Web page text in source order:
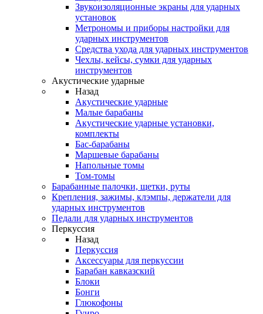
Звукоизоляционные экраны для ударных
установок
Метрономы и приборы настройки для
ударных инструментов
Средства ухода для ударных инструментов
Чехлы, кейсы, сумки для ударных
инструментов
Акустические ударные
Назад
Акустические ударные
Mалые барабаны
Акустические ударные установки,
комплекты
Бас-барабаны
Маршевые барабаны
Напольные томы
Том-томы
Барабанные палочки, щетки, руты
Крепления, зажимы, клэмпы, держатели для
ударных инструментов
Педали для ударных инструментов
Перкуссия
Назад
Перкуссия
Аксессуары для перкуссии
Барабан кавказский
Блоки
Бонги
Глюкофоны